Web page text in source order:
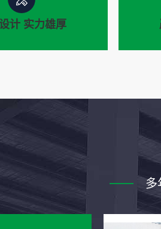
计 实力雄厚
怀 实体厂家
制造生产、销售服务
设备系列产品被广
严
从
验经
多